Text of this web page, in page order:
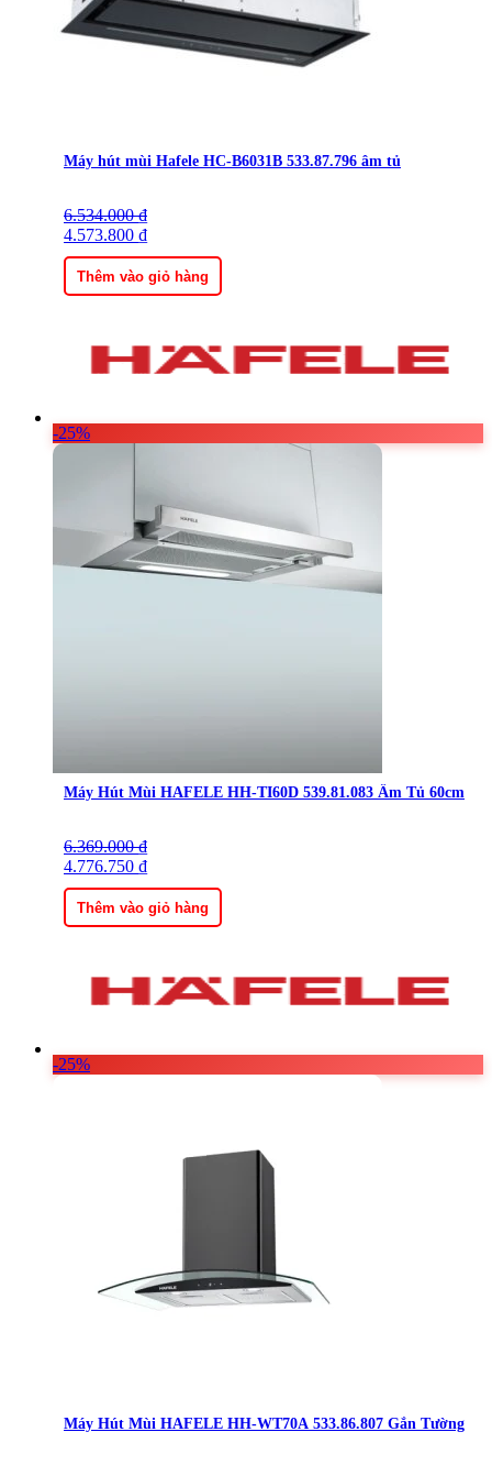
Máy hút mùi Hafele HC-B6031B 533.87.796 âm tủ
6.534.000₫
Giá
gốc
là:
6.534.000 ₫.
4.573.800 ₫
Giá
hiện
tại
là:
4.573.800 ₫.
Thêm vào giỏ hàng
-25%
Máy Hút Mùi HAFELE HH-TI60D 539.81.083 Âm Tủ 60cm
6.369.000₫
Giá
gốc
là:
6.369.000 ₫.
4.776.750 ₫
Giá
hiện
tại
là:
4.776.750 ₫.
Thêm vào giỏ hàng
-25%
Máy Hút Mùi HAFELE HH-WT70A 533.86.807 Gắn Tường